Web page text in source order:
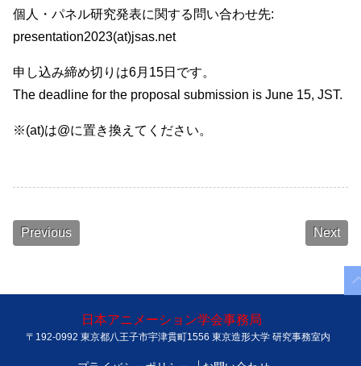
個人・パネル研究発表に関する問い合わせ先:
presentation2023(at)jsas.net
申し込み締め切りは6月15日です。
The deadline for the proposal submission is June 15, JST.
※(at)は@に置き換えてください。
Previous Next
日本アニメーション学会事務局
〒192-0992 東京都八王子市宇津貫町1556 東京造形大学 研究事務室内